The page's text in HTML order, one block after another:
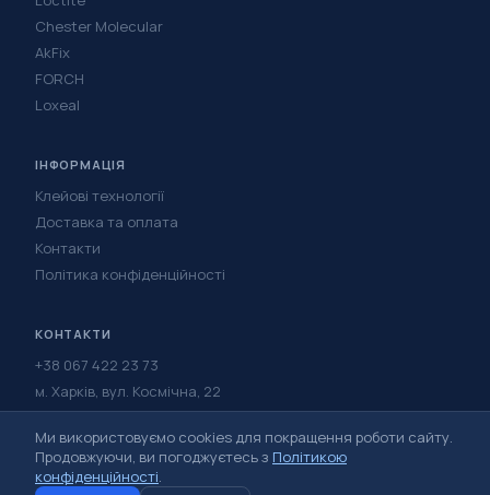
Chester Molecular
AkFix
FORCH
Loxeal
ІНФОРМАЦІЯ
Клейові технології
Доставка та оплата
Контакти
Політика конфіденційності
КОНТАКТИ
+38 067 422 23 73
м. Харків, вул. Космічна, 22
Написати в Telegram
Написати у Viber
Ми використовуємо cookies для покращення роботи сайту.
Продовжуючи, ви погоджуєтесь з Політикою
конфіденційності.